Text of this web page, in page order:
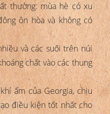
thường: mùa hè có xu
ôn hòa và không có
và các suối trên núi
chất vào các thung
ẩm của Georgia, chịu
điều kiện tốt nhất cho